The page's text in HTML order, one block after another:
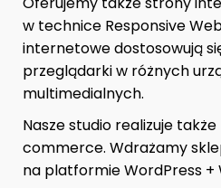
w technice Responsive
internetowe dostosowują
przeglądarki w różnych
multimedialnych.
Nasze studio realizuje
commerce. Wdrażamy
na platformie WordPress +